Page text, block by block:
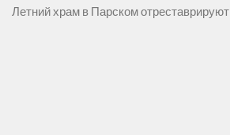
Летний храм в Парском отреставрируют